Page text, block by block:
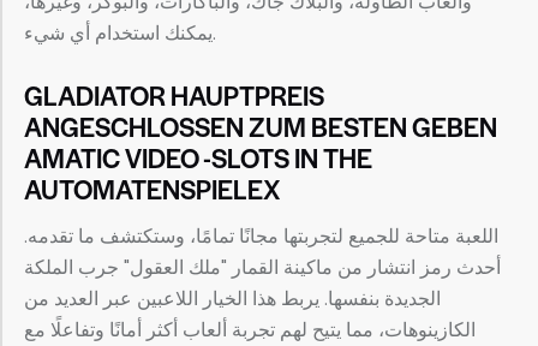
يمكنك استخدام أي شيء.
GLADIATOR HAUPTPREIS
ANGESCHLOSSEN ZUM BESTEN GEBEN
AMATIC VIDEO -SLOTS IN THE
AUTOMATENSPIELEX
اللعبة متاحة للجميع لتجربتها مجانًا تمامًا، وستكتشف ما تقدمه.
أحدث رمز انتشار من ماكينة القمار "ملك العقول" جرب الملكة
الجديدة بنفسها. يربط هذا الخيار اللاعبين عبر العديد من
الكازينوهات، مما يتيح لهم تجربة ألعاب أكثر أمانًا وتفاعلًا مع